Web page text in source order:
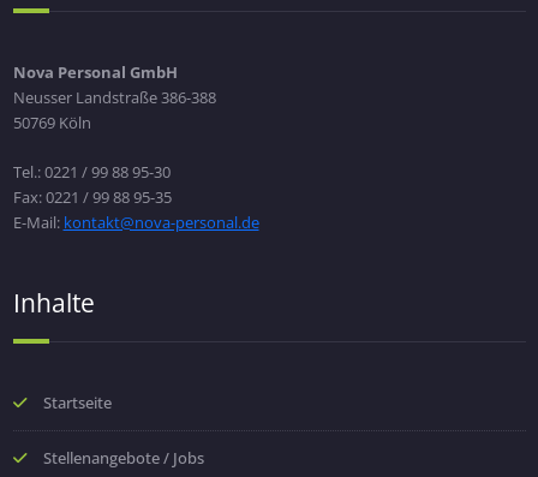
Nova Personal GmbH
Neusser Landstraße 386-388
50769 Köln
Tel.: 0221 / 99 88 95-30
Fax: 0221 / 99 88 95-35
E-Mail: kontakt@nova-personal.de
Inhalte
Startseite
Stellenangebote / Jobs